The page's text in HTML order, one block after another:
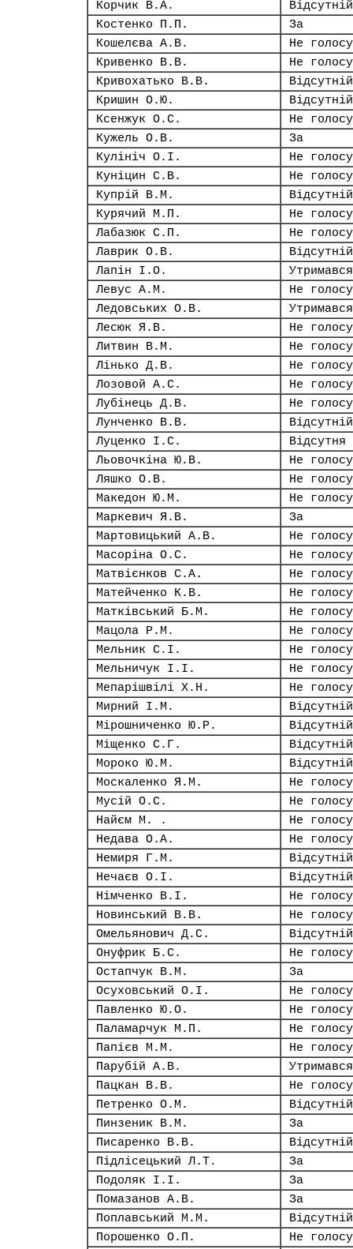
Корчик В.А.
Відсутній
Костенко П.П.
За
Кошелєва А.В.
Не
Кривенко В.В.
Не
Кривохатько В.В.
Відсутній
Кришин О.Ю.
Відсутній
Ксенжук О.С.
Не
Кужель О.В.
За
Кулініч О.І.
Не
Куніцин С.В.
Не
Купрій В.М.
Відсутній
Курячий М.П.
Не
Лабазюк С.П.
Не
Лаврик О.В.
Відсутній
Лапін І.О.
Утримався
Левус А.М.
Не
Ледовських О.В.
Утримався
Лесюк Я.В.
Не
Литвин В.М.
Не
Лінько Д.В.
Не
Лозовой А.С.
Не
Лубінець Д.В.
Не
Лунченко В.В.
Відсутній
Луценко І.С.
Відсутня
Льовочкіна Ю.В.
Не
Ляшко О.В.
Не
Македон Ю.М.
Не
Маркевич Я.В.
За
Мартовицький А.В.
Не
Масоріна О.С.
Не
Матвієнков С.А.
Не
Матейченко К.В.
Не
Матківський Б.М.
Не
Мацола Р.М.
Не
Мельник С.І.
Не
Мельничук І.І.
Не
Мепарішвілі Х.Н.
Не
Мирний І.М.
Відсутній
Мірошниченко Ю.Р.
Відсутній
Міщенко С.Г.
Відсутній
Мороко Ю.М.
Відсутній
Москаленко Я.М.
Не
Мусій О.С.
Не
Найєм М. .
Не
Недава О.А.
Не
Немиря Г.М.
Відсутній
Нечаєв О.І.
Відсутній
Німченко В.І.
Не
Новинський В.В.
Не
Омельянович Д.С.
Відсутній
Онуфрик Б.С.
Не
Остапчук В.М.
За
Осуховський О.І.
Не
Павленко Ю.О.
Не
Паламарчук М.П.
Не
Папієв М.М.
Не
Парубій А.В.
Утримався
Пацкан В.В.
Не
Петренко О.М.
Відсутній
Пинзеник В.М.
За
Писаренко В.В.
Відсутній
Підлісецький Л.Т.
За
Подоляк І.І.
За
Помазанов А.В.
За
Поплавський М.М.
Відсутній
Порошенко О.П.
Не